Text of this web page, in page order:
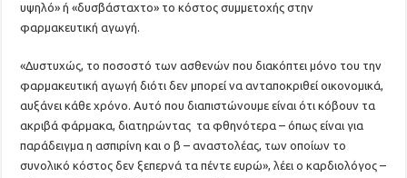
υψηλό» ή «δυσβάσταχτο» το κόστος συμμετοχής στην
φαρμακευτική αγωγή.
«Δυστυχώς, το ποσοστό των ασθενών που διακόπτει μόνο του την
φαρμακευτική αγωγή διότι δεν μπορεί να ανταποκριθεί οικονομικά,
αυξάνει κάθε χρόνο. Αυτό που διαπιστώνουμε είναι ότι κόβουν τα
ακριβά φάρμακα, διατηρώντας τα φθηνότερα – όπως είναι για
παράδειγμα η ασπιρίνη και ο β – αναστολέας, των οποίων το
συνολικό κόστος δεν ξεπερνά τα πέντε ευρώ», λέει ο καρδιολόγος –